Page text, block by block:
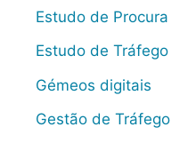
Estudo de Procura
Estudo de Tráfego
Gémeos digitais
Gestão de Tráfego